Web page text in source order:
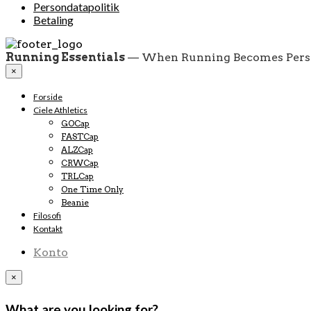
Persondatapolitik
Betaling
Running Essentials — When Running Becomes
×
Forside
Ciele Athletics
GOCap
FASTCap
ALZCap
CRWCap
TRLCap
One Time Only
Beanie
Filosofi
Kontakt
Konto
×